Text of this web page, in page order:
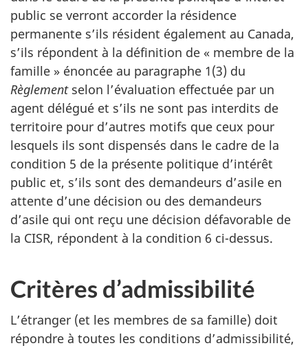
public se verront accorder la résidence
permanente s’ils résident également au Canada,
s’ils répondent à la définition de « membre de la
famille » énoncée au paragraphe 1(3) du
Règlementselon l’évaluation effectuée par un
agent délégué et s’ils ne sont pas interdits de
territoire pour d’autres motifs que ceux pour
lesquels ils sont dispensés dans le cadre de la
condition 5 de la présente politique d’intérêt
public et, s’ils sont des demandeurs d’asile en
attente d’une décision ou des demandeurs
d’asile qui ont reçu une décision défavorable de
la CISR, répondent à la condition 6 ci-dessus.
Critères d’admissibilité
L’étranger (et les membres de sa famille) doit
répondre à toutes les conditions d’admissibilité,